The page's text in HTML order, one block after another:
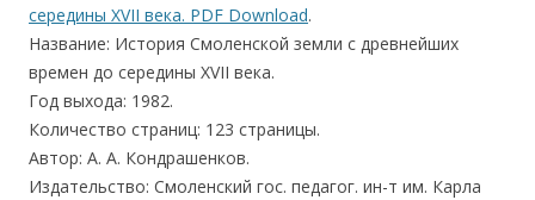
середины XVII века. PDF Download.
Название: История Смоленской земли с древнейших
времен до середины XVII века.
Год выхода: 1982.
Количество страниц: 123 страницы.
Автор: А. А. Кондрашенков.
Издательство: Смоленский гос. педагог. ин-т им. Карла